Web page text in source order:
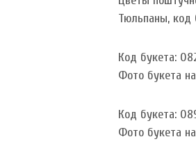
Тюльпаны, код
Код букета:
Фото букета
Код букета:
Фото букета